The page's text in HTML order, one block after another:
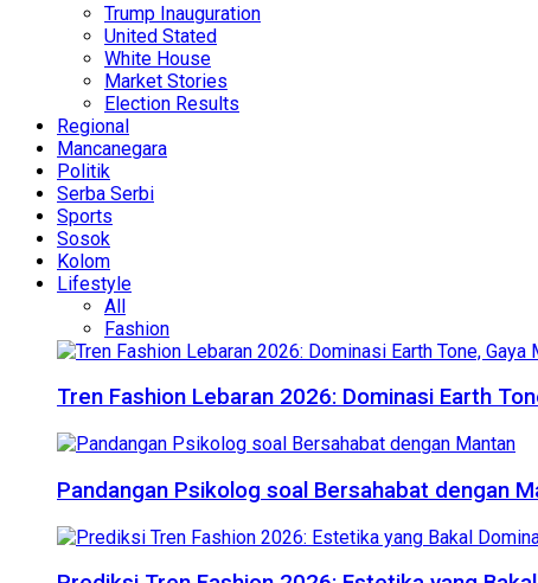
Trump Inauguration
United Stated
White House
Market Stories
Election Results
Regional
Mancanegara
Politik
Serba Serbi
Sports
Sosok
Kolom
Lifestyle
All
Fashion
Tren Fashion Lebaran 2026: Dominasi Earth
Pandangan Psikolog soal Bersahabat dengan